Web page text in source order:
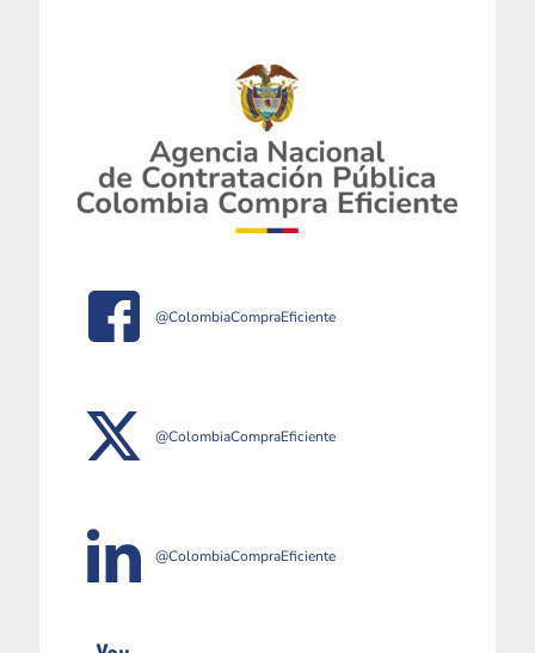
@ColombiaCompraEficiente
@ColombiaCompraEficiente
@ColombiaCompraEficiente